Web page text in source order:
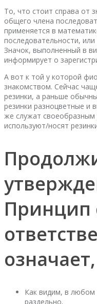
То, что стоит справа от
общего члена
применяется в
последовательности,
Значок, выполненный в
информирует о
А вот к той у которой
знакомством. Сейчас
резинки, а раньше
резинки разноцветные и
же служат
используют/носят
Принцип
Как видим, в любом
раздельно.